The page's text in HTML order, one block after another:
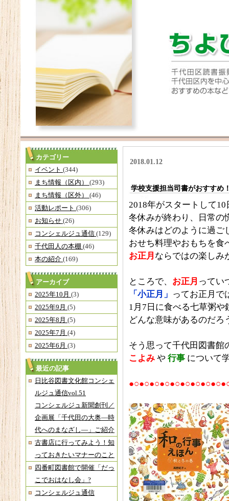
カテゴリー
イベント (344)
まち情報（区内） (293)
まち情報（区外） (46)
活動レポート (306)
お知らせ (26)
コンシェルジュ通信 (129)
千代田人の本棚 (46)
本の紹介 (169)
アーカイブ
2025年10月 (3)
2025年9月 (5)
2025年8月 (5)
2025年7月 (4)
2025年6月 (3)
最近の記事
日比谷図書文化館コンシェ
ルジュ通信vol.51
コンシェルジュ新聞創刊／
企画展「千代田の大奥―時
代へのまなざし―」ご紹介
古書店に行ってみよう！知
っておきたいマナーのこと
四番町図書館で開催「だっ
こでおはなし会」?
コンシェルジュ通信
2018.01.12
学校支援担当司書がおすすめ
2018年がスタートして
冬休みが終わり、日常の
冬休みはどのように過ご
おせち料理やおもちを食
お正月 ならではの楽しみ
ところで、 お正月 ってい
「小正月」 ってお正月で
1月7日に食べる七草粥や
どんな意味があるのだろ
そう思って千代田図書館
こよみ や 行事 について